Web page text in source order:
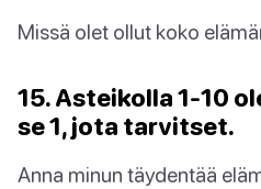
Missä olet ollut koko
15. Asteikolla 1-10
se 1, jota tarvitset.
Anna minun täydentää